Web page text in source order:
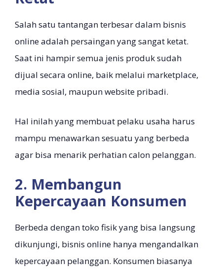
Salah satu tantangan terbesar dalam bisnis
online adalah persaingan yang sangat ketat.
Saat ini hampir semua jenis produk sudah
dijual secara online, baik melalui marketplace,
media sosial, maupun website pribadi.
Hal inilah yang membuat pelaku usaha harus
mampu menawarkan sesuatu yang berbeda
agar bisa menarik perhatian calon pelanggan.
2. Membangun
Kepercayaan Konsumen
Berbeda dengan toko fisik yang bisa langsung
dikunjungi, bisnis online hanya mengandalkan
kepercayaan pelanggan. Konsumen biasanya